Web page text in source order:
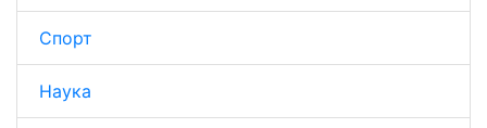
Спорт
Наука